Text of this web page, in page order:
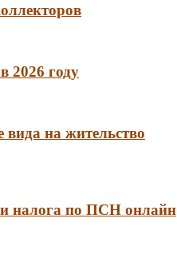
2026 году
на жительство
налога по ПСН онлайн